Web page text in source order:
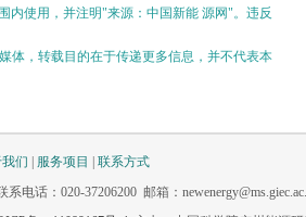
内使用，并注明"来源：中国新能 源网"。违反
体，转载目的在于传递更多信息，并不代表本
们 服务项目
联系方式
电话：020-37206200 邮箱：